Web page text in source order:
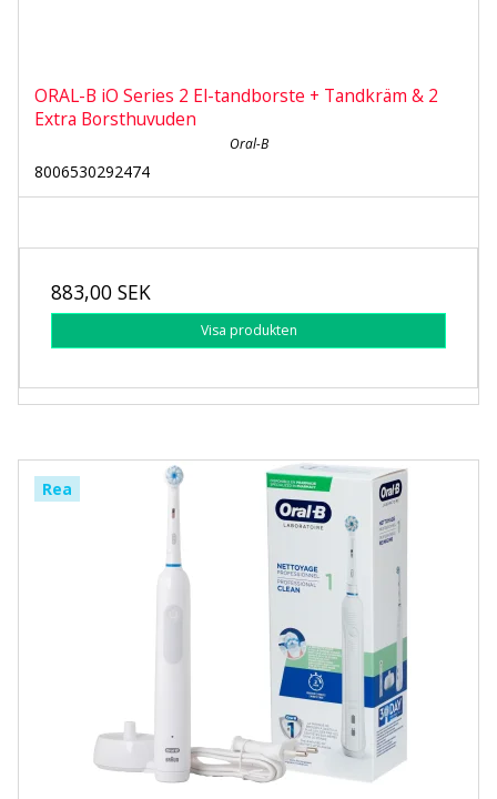
ORAL-B iO Series 2 El-tandborste + Tandkräm & 2
Extra Borsthuvuden
Oral-B
8006530292474
883,00 SEK
Visa produkten
Rea